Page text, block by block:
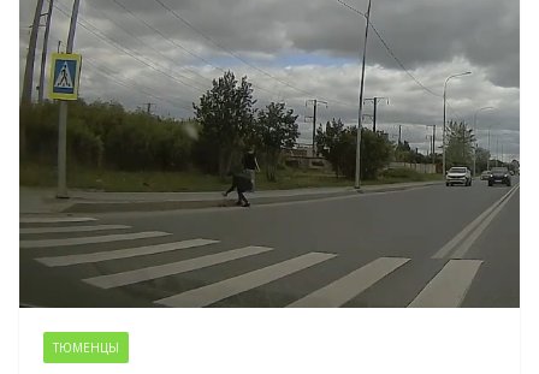
ТЮМЕНЦЫ